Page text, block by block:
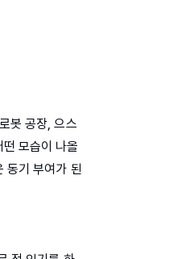
봇 공장, 으스
모습이 나올
동기 부여가 된